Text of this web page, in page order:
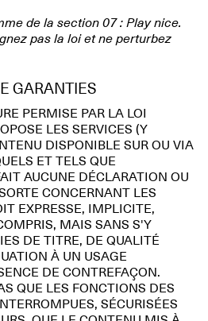
de la section 07 : Play nice.
pas la loi et ne perturbez
GARANTIES
PERMISE PAR LA LOI
LES SERVICES (Y
DISPONIBLE SUR OU VIA
ET TELS QUE
AUCUNE DÉCLARATION OU
CONCERNANT LES
EXPRESSE, IMPLICITE,
MAIS SANS S'Y
DE TITRE, DE QUALITÉ
À UN USAGE
DE CONTREFAÇON.
QUE LES FONCTIONS DES
SÉCURISÉES